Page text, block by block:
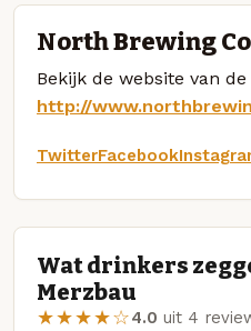
North Brewing
Bekijk de website van
http://
TwitterFacebook
Wat drinkers
Merzbau
★★★★☆4.0 uit 4